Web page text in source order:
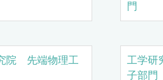
門
院 先端物理工
工学研
子部門